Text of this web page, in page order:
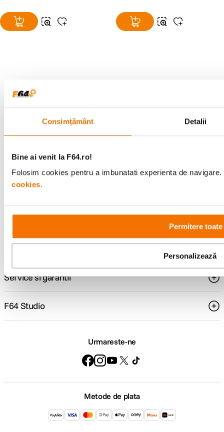
Consimțământ Detalii
Bine ai venit la F64.ro!
Folosim cookies pentru a imbunatati experienta de
cookies.
Permitere toate
Personalizează
ghiduri foto-video si oferte pregatite special
pentru tine.
Consultanta
specializata
499lei
Service si garantii
F64 Studio
Urmareste-ne
Metode de plata